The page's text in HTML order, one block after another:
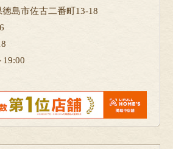
島市佐古二番町13-18
19:00